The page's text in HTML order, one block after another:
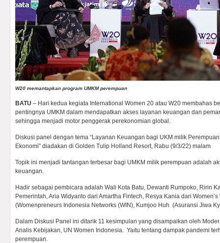
W20 memantapkan program UMKM perempuan
BATU – Hari kedua kegiata International Women 20 atau W20 membahas
pentingnya UMKM dalam mendapatkan akses layanan keuangan dan
sehingga menjadi motor penggerak perekonomian global.
Diskusi panel dengan tema “Layanan Keuangan bagi UKM milik
Ekonomi” diadakan di Golden Tulip Holland Resort, Rabu (9/3/22) malam
Topik ini menjadi tantangan terbesar bagi UMKM milik perempuan adalah
keuangan.
Hadir sebagai pembicara adalah Wali Kota Batu, Dewanti Rumpoko, Ririn
Pemerintah, Aria Widyanto dari Amartha Fintech, Resya Kania dari
(Womenpreneurs Indonesia Networks (WIN), Kumjoo Huh (Asuransi Jiwa
Dalam Diskusi Panel ini ditarik 11 kesimpulan yang disampaikan oleh
Analis Kebijakan, UN Women Indonesia. Yaitu tentang dampak pandemi
perempuan.